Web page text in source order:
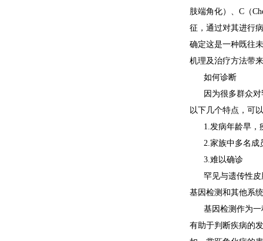
肢端角化）、C（
征，通过对其进行
确定这是一种既往
机理及治疗方法带
如何诊断
因为很多群众
以下几个特点，可
1.发病年龄早，
2.家族中多名成
3.难以确诊
罕见与遗传性
基因检测和其他系
基因检测作为
有助于判断疾病的